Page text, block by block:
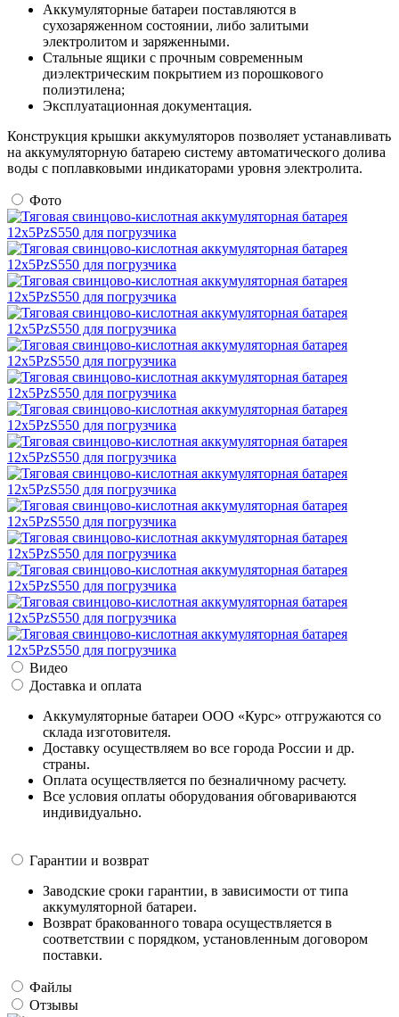
Аккумуляторные батареи поставляются в
сухозаряженном состоянии, либо залитыми
электролитом и заряженными.
Стальные ящики с прочным современным
диэлектрическим покрытием из порошкового
полиэтилена;
Эксплуатационная документация.
Конструкция крышки аккумуляторов позволяет устанавливать
на аккумуляторную батарею систему автоматического долива
воды с поплавковыми индикаторами уровня электролита.
Фото
Видео
Доставка и оплата
Аккумуляторные батареи ООО «Курс» отгружаются со
склада изготовителя.
Доставку осуществляем во все города России и др.
страны.
Оплата осуществляется по безналичному расчету.
Все условия оплаты оборудования обговариваются
индивидуально.
Гарантии и возврат
Заводские сроки гарантии, в зависимости от типа
аккумуляторной батареи.
Возврат бракованного товара осуществляется в
соответствии с порядком, установленным договором
поставки.
Файлы
Отзывы